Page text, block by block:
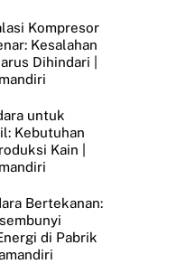
Kompresor
Kesalahan
Dihindari |
untuk
Kebutuhan
Kain |
Bertekanan:
di Pabrik